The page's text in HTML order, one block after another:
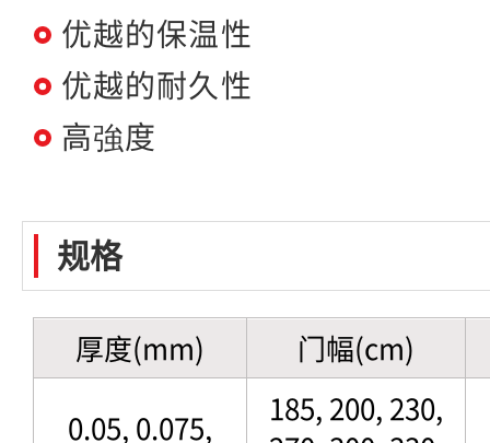
优越的保温性
优越的耐久性
高強度
规格
厚度(mm) 门幅(cm)
0.05, 0.075,
185, 200, 230,